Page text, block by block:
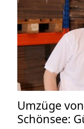
Umzüge
Schönsee: